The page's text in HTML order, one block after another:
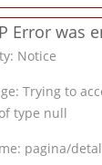
Error was
Notice
Trying to
type null
pagina/